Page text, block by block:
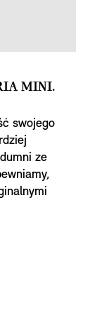
MINI.
swojego
ze